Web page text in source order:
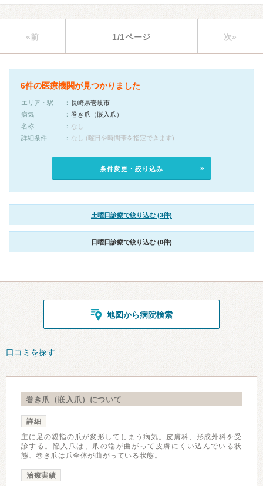
«前 1/1ページ 次»
6件の医療機関が見つかりました
エリア・駅
長崎県壱岐市
病気
巻き爪（嵌入爪）
名称
なし
詳細条件
なし (曜日や時間帯を指定できます)
条件変更・絞り込み
土曜日診療で絞り込む (3件)
日曜日診療で絞り込む (0件)
地図から病院検索
口コミを探す
巻き爪（嵌入爪）について
詳細
主に足の親指の爪が変形してしまう病気。皮膚科、形成外科を受
診する。陥入爪は、爪の端が曲がって皮膚にくい込んでいる状
態、巻き爪は爪全体が曲がっている状態。
治療実績